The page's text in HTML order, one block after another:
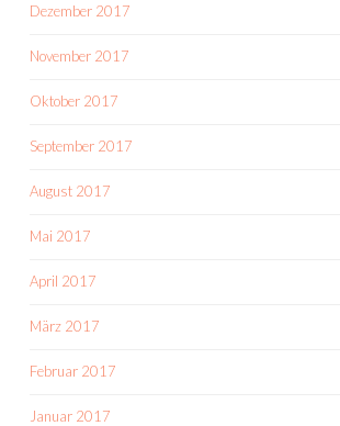
Dezember 2017
November 2017
Oktober 2017
September 2017
August 2017
Mai 2017
April 2017
März 2017
Februar 2017
Januar 2017